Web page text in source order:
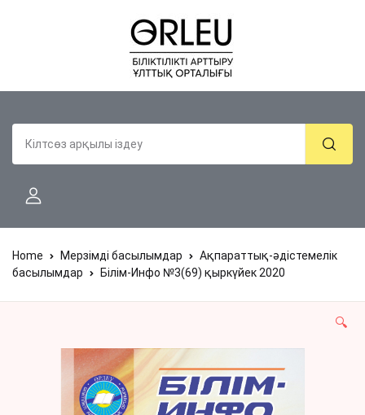
Home Мерзімді басылымдар
Ақпараттық-әдістемелік
басылымдар
Білім-Инфо №3(69) қыркүйек 2020
🔍